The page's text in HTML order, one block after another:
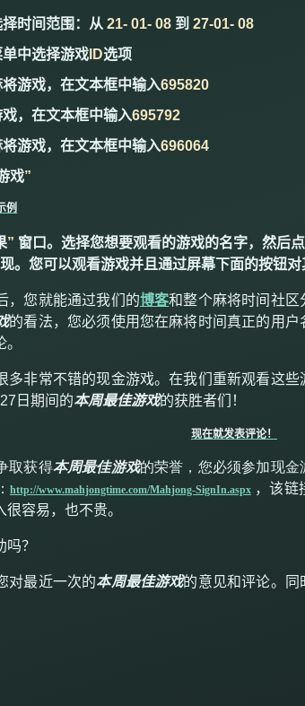
时间范围：从 21-01- 08 到 27-01- 08
中选择游戏 ID选项
游戏，在文本框中输入695820
，在文本框中输入695792
游戏，在文本框中输入696064
戏”
例
” 窗口。选择您想要观看的游戏的名字，然后
。您可以观看游戏并且通过屏幕下面的按钮对
，您就能通过我们的博客和整个麻将时间社区
的看法，您必须使用您在麻将时间真正的用
。
多非常不错的现金游戏。在我们重新观看这
27 日期间的本周最佳游戏的获胜者们！
现在就发表评论！
取获得本周最佳游戏的荣誉，您必须参加现
http://www.mahjongtime.com/Mahjong-SignIn.aspx ，该链
容易，也不贵。
？
对最近一次的本周最佳游戏的意见和评论。同